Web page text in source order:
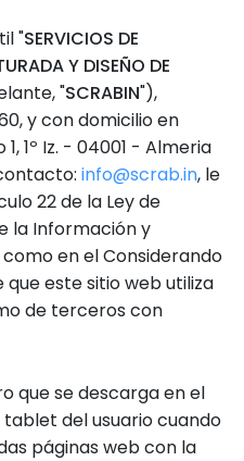
"SERVICIOS DE
Y DISEÑO DE
"SCRABIN"),
y con domicilio en
1º Iz. - 04001 - Almeria
info@scrab.in, le
22 de la Ley de
la Información y
en el Considerando
que este sitio web utiliza
de terceros con
que se descarga en el
del usuario cuando
páginas web con la